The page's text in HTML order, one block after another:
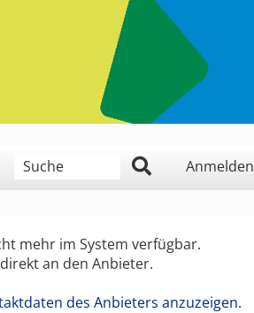
geben Sie hier ein Suchwort ein,
Anmelden
mehr im System verfügbar.
an den Anbieter.
des Anbieters anzuzeigen.